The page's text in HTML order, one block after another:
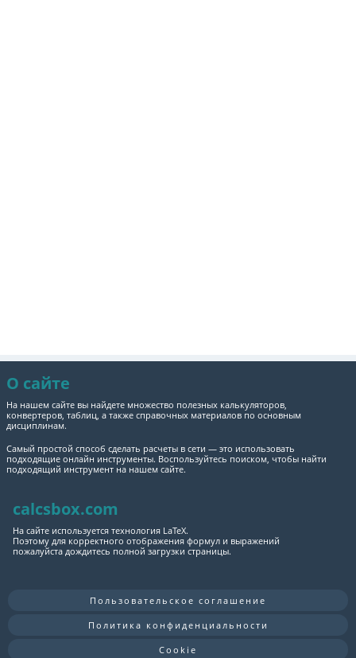
О сайте
На нашем сайте вы найдете множество полезных калькуляторов,
конвертеров, таблиц, а также справочных материалов по основным
дисциплинам.
Самый простой способ сделать расчеты в сети — это использовать
подходящие онлайн инструменты. Воспользуйтесь поиском, чтобы найти
подходящий инструмент на нашем сайте.
calcsbox.com
На сайте используется технология LaTeX.
Поэтому для корректного отображения формул и выражений
пожалуйста дождитесь полной загрузки страницы.
Пользовательское соглашение
Политика конфиденциальности
Cookie